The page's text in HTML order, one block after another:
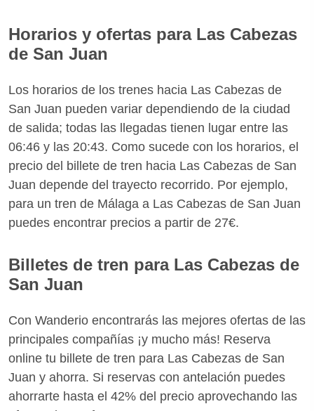
Horarios y ofertas para Las Cabezas
de San Juan
Los horarios de los trenes hacia Las Cabezas de
San Juan pueden variar dependiendo de la ciudad
de salida; todas las llegadas tienen lugar entre las
06:46 y las 20:43. Como sucede con los horarios, el
precio del billete de tren hacia Las Cabezas de San
Juan depende del trayecto recorrido. Por ejemplo,
para un tren de Málaga a Las Cabezas de San Juan
puedes encontrar precios a partir de 27€.
Billetes de tren para Las Cabezas de
San Juan
Con Wanderio encontrarás las mejores ofertas de las
principales compañías ¡y mucho más! Reserva
online tu billete de tren para Las Cabezas de San
Juan y ahorra. Si reservas con antelación puedes
ahorrarte hasta el 42% del precio aprovechando las